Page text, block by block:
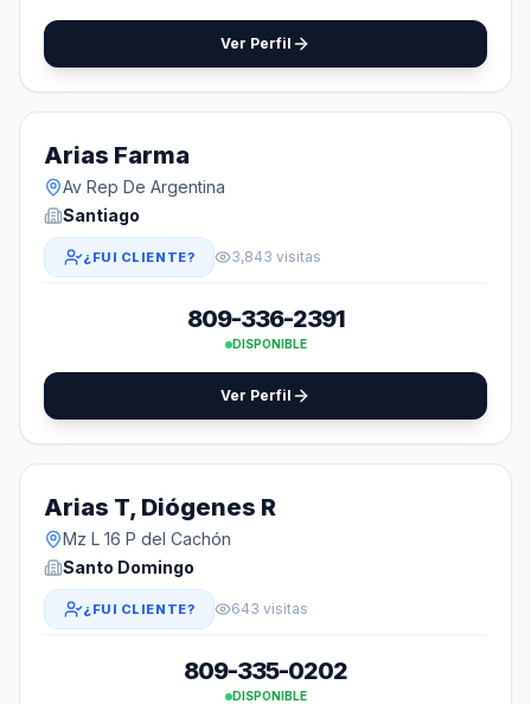
Ver Perfil
Arias Farma
Av Rep De Argentina
Santiago
¿FUI CLIENTE? 3,843 visitas
809-336-2391
DISPONIBLE
Ver Perfil
Arias T, Diógenes R
Mz L 16 P del Cachón
Santo Domingo
¿FUI CLIENTE? 643 visitas
809-335-0202
DISPONIBLE